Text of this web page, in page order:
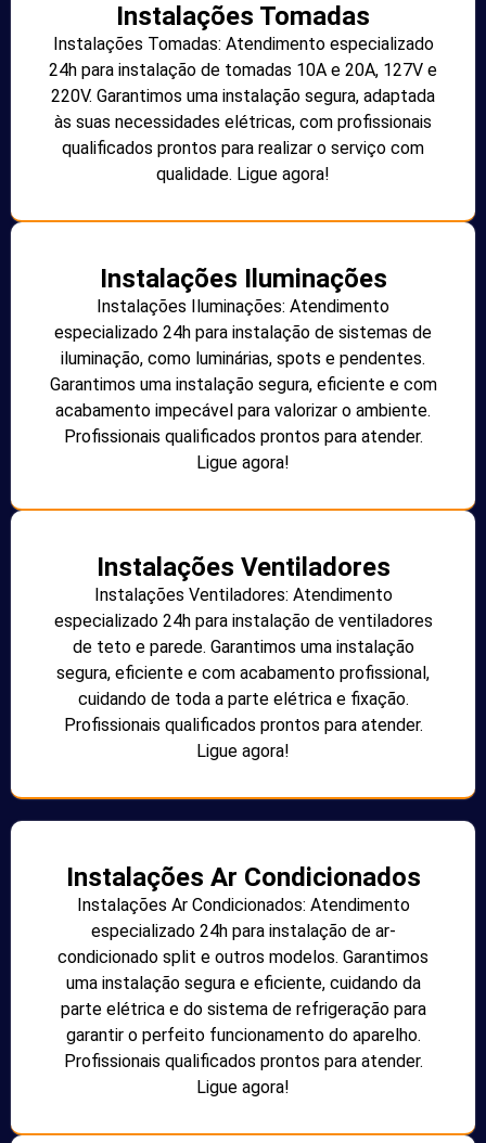
Instalações Tomadas
Instalações Tomadas: Atendimento especializado
24h para instalação de tomadas 10A e 20A, 127V e
220V. Garantimos uma instalação segura, adaptada
às suas necessidades elétricas, com profissionais
qualificados prontos para realizar o serviço com
qualidade. Ligue agora!
Instalações Iluminações
Instalações Iluminações: Atendimento
especializado 24h para instalação de sistemas de
iluminação, como luminárias, spots e pendentes.
Garantimos uma instalação segura, eficiente e com
acabamento impecável para valorizar o ambiente.
Profissionais qualificados prontos para atender.
Ligue agora!
Instalações Ventiladores
Instalações Ventiladores: Atendimento
especializado 24h para instalação de ventiladores
de teto e parede. Garantimos uma instalação
segura, eficiente e com acabamento profissional,
cuidando de toda a parte elétrica e fixação.
Profissionais qualificados prontos para atender.
Ligue agora!
Instalações Ar Condicionados
Instalações Ar Condicionados: Atendimento
especializado 24h para instalação de ar-
condicionado split e outros modelos. Garantimos
uma instalação segura e eficiente, cuidando da
parte elétrica e do sistema de refrigeração para
garantir o perfeito funcionamento do aparelho.
Profissionais qualificados prontos para atender.
Ligue agora!